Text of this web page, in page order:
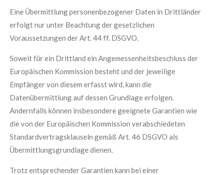
Eine Übermittlung personenbezogener Daten in Drittländer
erfolgt nur unter Beachtung der gesetzlichen
Voraussetzungen der Art. 44 ff. DSGVO.
Soweit für ein Drittland ein Angemessenheitsbeschluss der
Europäischen Kommission besteht und der jeweilige
Empfänger von diesem erfasst wird, kann die
Datenübermittlung auf dessen Grundlage erfolgen.
Andernfalls können insbesondere geeignete Garantien wie
die von der Europäischen Kommission verabschiedeten
Standardvertragsklauseln gemäß Art. 46 DSGVO als
Übermittlungsgrundlage dienen.
Trotz entsprechender Garantien kann bei einer